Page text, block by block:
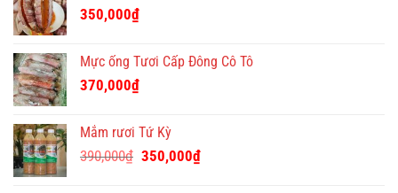
350,000₫
Mực ống Tươi Cấp Đông Cô Tô
370,000₫
Mắm rươi Tứ Kỳ
390,000₫ Giá
350,000₫Giá